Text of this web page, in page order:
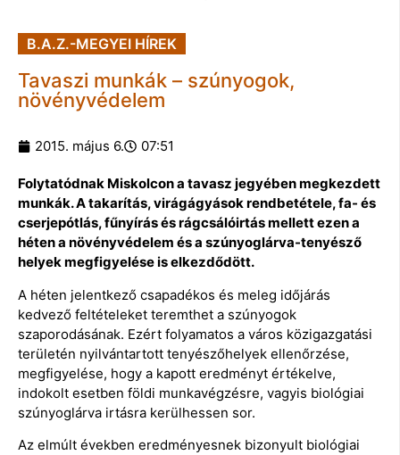
B.A.Z.-MEGYEI HÍREK
Tavaszi munkák – szúnyogok,
növényvédelem
2015. május 6. 07:51
Folytatódnak Miskolcon a tavasz jegyében megkezdett
munkák. A takarítás, virágágyások rendbetétele, fa- és
cserjepótlás, fűnyírás és rágcsálóirtás mellett ezen a
héten a növényvédelem és a szúnyoglárva-tenyésző
helyek megfigyelése is elkezdődött.
A héten jelentkező csapadékos és meleg időjárás
kedvező feltételeket teremthet a szúnyogok
szaporodásának. Ezért folyamatos a város közigazgatási
területén nyilvántartott tenyészőhelyek ellenőrzése,
megfigyelése, hogy a kapott eredményt értékelve,
indokolt esetben földi munkavégzésre, vagyis biológiai
szúnyoglárva irtásra kerülhessen sor.
Az elmúlt években eredményesnek bizonyult biológiai